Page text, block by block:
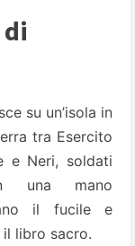
su un’isola in
tra Esercito
e Neri, soldati
una mano
il fucile e
il libro sacro.